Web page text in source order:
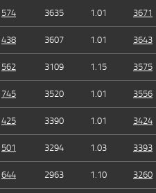
574 3635 1.01 3671
438 3607 1.01 3643
562 3109 1.15 3575
745 3520 1.01 3556
425 3390 1.01 3424
501 3294 1.03 3393
644 2963 1.10 3260